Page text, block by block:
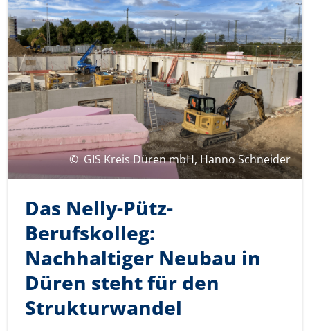
© GIS Kreis Düren mbH, Hanno Schneider
Das Nelly-Pütz-
Berufskolleg:
Nachhaltiger Neubau in
Düren steht für den
Strukturwandel